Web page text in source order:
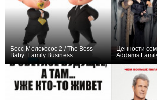
Босс-Молокосос 2 / The Boss
Baby: Family Business
Ценности
Addams